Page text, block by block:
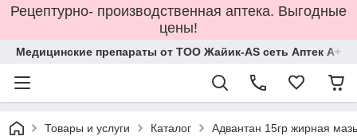
Рецептурно- производственная аптека. Выгодные
цены!
Медицинские препараты от ТОО Жайик-AS сеть Аптек А+
Товары и услуги Каталог Адвантан 15гр жирная мазь